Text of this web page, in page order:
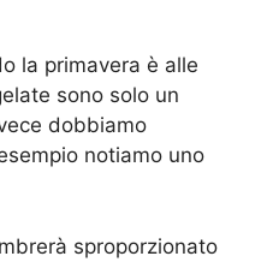
la primavera è alle
sono solo un
dobbiamo
notiamo uno
sproporzionato